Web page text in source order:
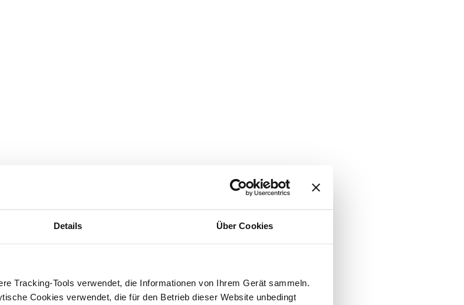
Details Über Cookies
Tracking-Tools verwendet, die Informationen von Ihrem Gerät sammeln.
Cookies verwendet, die für den Betrieb dieser Website unbedingt